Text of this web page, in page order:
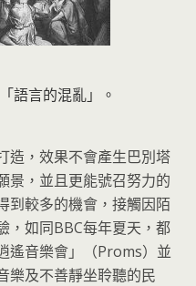
語言的混亂」。
造，效果不會產生巴別塔
景，並且更能號召努力的
到較多的機會，接觸因陌
，如同BBC每年夏天，都
遙音樂會」（Proms）並
樂及不善靜坐聆聽的民